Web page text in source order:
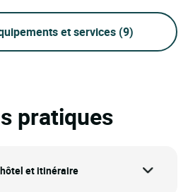
et services (9)
pratiques
et itinéraire